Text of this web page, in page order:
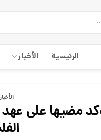
الرئيسية الأخبار
الأخبار
مضيها على